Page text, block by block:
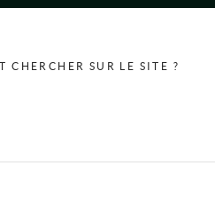
CHERCHER SUR LE SITE ?